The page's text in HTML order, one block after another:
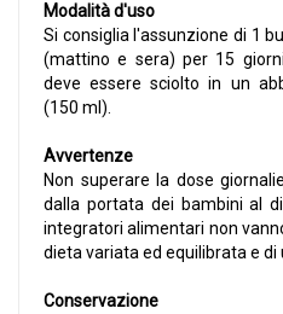
Modalità d'uso
Si consiglia l'assunzione di 1
(mattino e sera) per 15
deve essere sciolto in un
(150 ml).
Avvertenze
Non superare la dose
dalla portata dei bambini al
integratori alimentari non
dieta variata ed equilibrata e di
Conservazione